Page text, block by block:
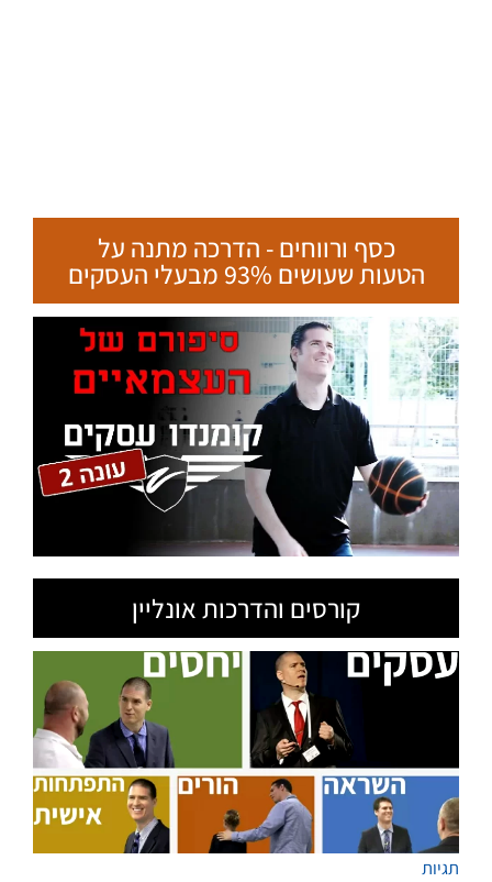
כסף ורווחים - הדרכה מתנה על
הטעות שעושים 93% מבעלי העסקים
קורסים והדרכות אונליין
תגיות